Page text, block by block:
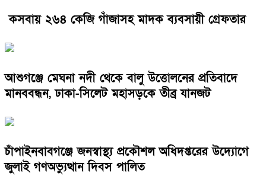
কসবায় ২৬৪ কেজি গাঁজাসহ মাদক ব্যবসায়ী গ্রেফতার
আশুগঞ্জে মেঘনা নদী থেকে বালু উত্তোলনের প্রতিবাদে
মানববন্ধন, ঢাকা-সিলেট মহাসড়কে তীব্র যানজট
চাঁপাইনবাবগঞ্জে জনস্বাস্থ্য প্রকৌশল অধিদপ্তরের উদ্যোগে
জুলাই গণঅভ্যুত্থান দিবস পালিত